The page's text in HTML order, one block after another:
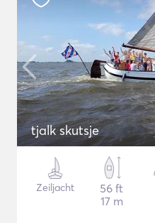
tjalk skutsje
Zeiljacht
56 ft
17 m